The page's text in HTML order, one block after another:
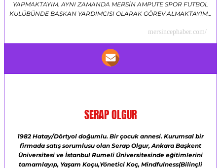
YAPMAKTAYIM. AYNI ZAMANDA MERSİN AMPUTE SPOR FUTBOL
KULÜBÜNDE BAŞKAN YARDIMCISI OLARAK GÖREV ALMAKTAYIM…
mersincephaber.com/
SERAP OLGUR
1982 Hatay/Dörtyol doğumlu. Bir çocuk annesi. Kurumsal bir
firmada satış sorumlusu olan Serap Olgur,Ankara Başkent
Üniversitesi ve İstanbul Rumeli Üniversitesinde eğitimlerini
tamamlayıp, Yaşam Koçu,Yönetici Koç, Mindfulness(Bilinçli